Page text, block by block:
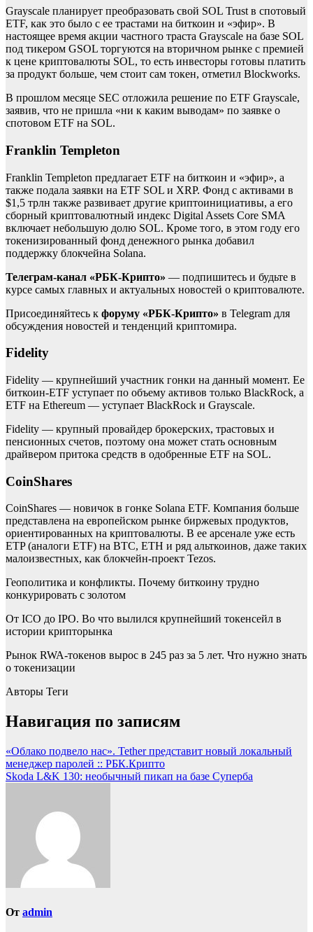
Grayscale планирует преобразовать свой SOL Trust в спотовый
ETF, как это было с ее трастами на биткоин и «эфир». В
настоящее время акции частного траста Grayscale на базе SOL
под тикером GSOL торгуются на вторичном рынке с премией
к цене криптовалюты SOL, то есть инвесторы готовы платить
за продукт больше, чем стоит сам токен, отметил Blockworks.
В прошлом месяце SEC отложила решение по ETF Grayscale,
заявив, что не пришла «ни к каким выводам» по заявке о
спотовом ETF на SOL.
Franklin Templeton
Franklin Templeton предлагает ETF на биткоин и «эфир», а
также подала заявки на ETF SOL и XRP. Фонд с активами в
$1,5 трлн также развивает другие криптоинициативы, а его
сборный криптовалютный индекс Digital Assets Core SMA
включает небольшую долю SOL. Кроме того, в этом году его
токенизированный фонд денежного рынка добавил
поддержку блокчейна Solana.
Телеграм-канал «РБК-Крипто» — подпишитесь и будьте в
курсе самых главных и актуальных новостей о криптовалюте.
Присоединяйтесь к форуму «РБК-Крипто» в Telegram для
обсуждения новостей и тенденций криптомира.
Fidelity
Fidelity — крупнейший участник гонки на данный момент. Ее
биткоин-ETF уступает по объему активов только BlackRock, а
ETF на Ethereum — уступает BlackRock и Grayscale.
Fidelity — крупный провайдер брокерских, трастовых и
пенсионных счетов, поэтому она может стать основным
драйвером притока средств в одобренные ETF на SOL.
CoinShares
CoinShares — новичок в гонке Solana ETF. Компания больше
представлена на европейском рынке биржевых продуктов,
ориентированных на криптовалюты. В ее арсенале уже есть
ETP (аналоги ETF) на BTC, ETH и ряд альткоинов, даже таких
малоизвестных, как блокчейн-проект Tezos.
Геополитика и конфликты. Почему биткоину трудно
конкурировать с золотом
От ICO до IPO. Во что вылился крупнейший токенсейл в
истории крипторынка
Рынок RWA-токенов вырос в 245 раз за 5 лет. Что нужно знать
о токенизации
Авторы Теги
Навигация по записям
«Облако подвело нас». Tether представит новый локальный
менеджер паролей :: РБК.Крипто
Skoda L&K 130: необычный пикап на базе Суперба
От admin